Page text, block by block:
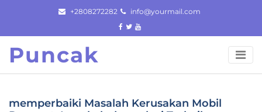
content
+2808272282 info@yourmail.com
Puncak
memperbaiki Masalah Kerusakan Mobil